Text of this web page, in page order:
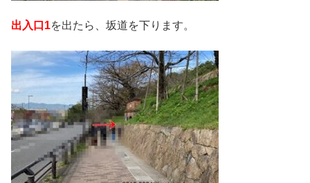
出入口1を出たら、坂道を下ります。